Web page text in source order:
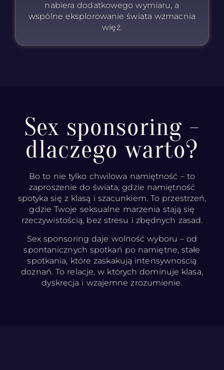
nabiera dodatkowego wymiaru, a
wspólne eksplorowanie świata wzmacnia
więź.
Sex sponsoring -
dlaczego warto?
Bo to nie tylko chwilowa namiętność – to
zaproszenie do świata, gdzie namiętność
spotyka się z klasą i szacunkiem. To przestrzeń,
gdzie Twoje seksualne marzenia stają się
rzeczywistością, bez stresu i zbędnych zasad.
Sex sponsoring daje wolność wyboru – od
spontanicznych spotkań po namiętne, stałe
spotkania, które zaskakują intensywnością
doznań. To relacje, w których dominuje klasa,
dyskrecja i wzajemne zrozumienie.